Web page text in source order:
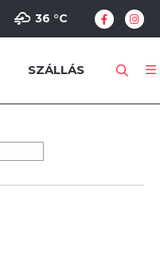
36 °C
SZÁLLÁS